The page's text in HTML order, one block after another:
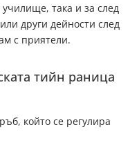
така и за след
други дейности след
с приятели.
тийн раница
който се регулира